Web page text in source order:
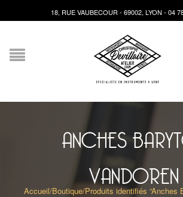
18, RUE VAUBECOUR - 69002, LYON - 04
ANCHES
VANDOREN
Accueil/Boutique/Produits identifiés “Anches